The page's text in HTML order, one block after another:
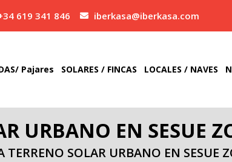
619 341 846 iberkasa@iberkasa.com
Pajares SOLARES / FINCAS LOCALES / NAVES
URBANO EN SESUE
TERRENO SOLAR URBANO EN SESUE